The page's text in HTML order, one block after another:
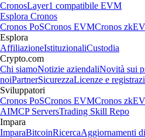
CronosLayer1 compatibile EVM
Esplora Cronos
Cronos PoSCronos EVMCronos
Esplora
AffiliazioneIstituzionaliCustodia
Crypto.com
Chi siamoNotizie aziendaliNovità sui
noiPartnerSicurezzaLicenze e
Sviluppatori
Cronos PoSCronos EVMCronos
AIMCP ServersTrading Skill Repo
Impara
ImparaBitcoinRicercaAggiornamenti